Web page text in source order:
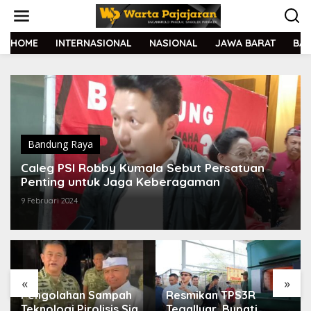
t
HOME INTERNASIONAL NASIONAL JAWA BARAT
Bandung Raya
Caleg PSI Robby Kumala Sebut Persatuan
Penting untuk Jaga Keberagaman
9 Februari 2024
« »
Pengolahan Sampah
Resmikan TPS3R